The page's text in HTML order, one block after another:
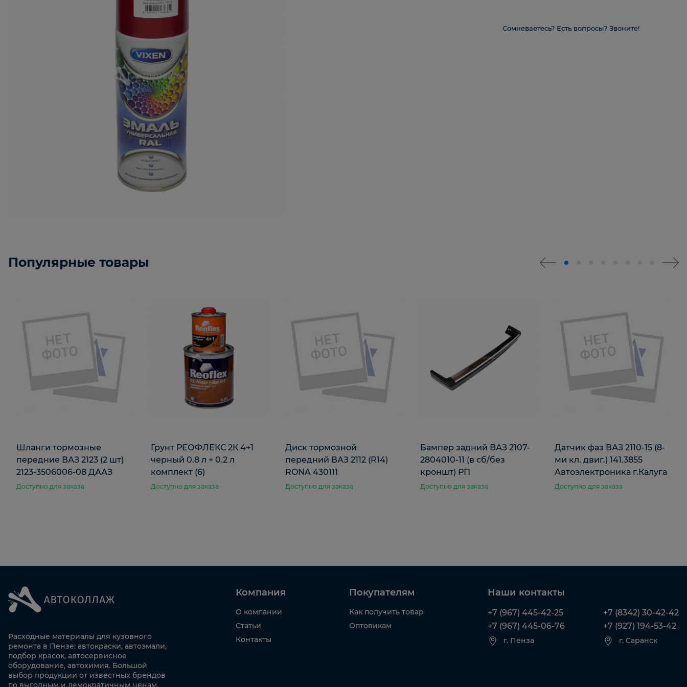
Сомневаетесь? Есть вопросы? Звоните!
Популярные товары
Шланги тормозные
передние ВАЗ 2123 (2 шт)
2123-3506006-08 ДААЗ
Доступно для заказа
Грунт РЕОФЛЕКС 2К 4+1
черный 0.8 л + 0.2 л
комплект (6)
Доступно для заказа
Диск тормозной
передний ВАЗ 2112 (R14)
RONA 430111
Доступно для заказа
Бампер задний ВАЗ 2107-
2804010-11 (в сб/без
кроншт) РП
Доступно для заказа
Датчик фаз ВАЗ 2110-15 (8-
ми кл. двиг.) 141.3855
Автоэлектроника г.Калуга
Доступно для заказа
Расходные материалы для кузовного
ремонта в Пензе: автокраски, автоэмали,
подбор красок, автосервисное
оборудование, автохимия. Большой
выбор продукции от известных брендов
по выгодным и демократичным ценам.
Компания
О компании
Статьи
Контакты
Покупателям
Как получить товар
Оптовикам
Наши контакты
+7 (967) 445-42-25
+7 (967) 445-06-76
г. Пенза
+7 (8342) 30-42-42
+7 (927) 194-53-42
г. Саранск